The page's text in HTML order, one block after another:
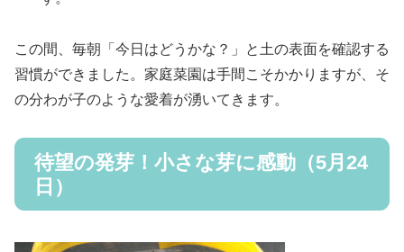
この間、毎朝「今日はどうかな？」と土の表面を確認する
習慣ができました。家庭菜園は手間こそかかりますが、そ
の分わが子のような愛着が湧いてきます。
待望の発芽！小さな芽に感動（5月24
日）